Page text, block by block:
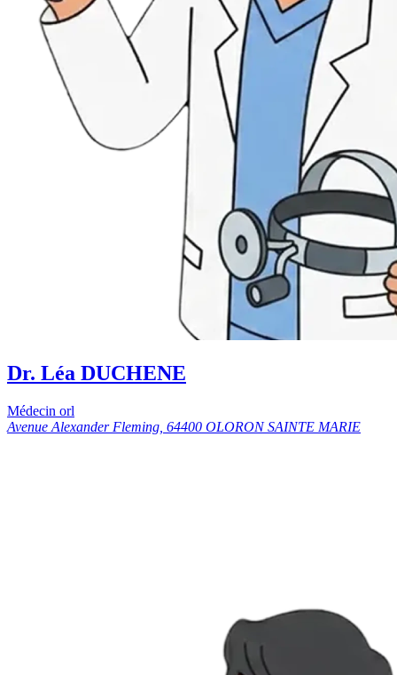
Dr. Léa DUCHENE
Médecin orl
Avenue Alexander Fleming, 64400 OLORON SAINTE MARIE